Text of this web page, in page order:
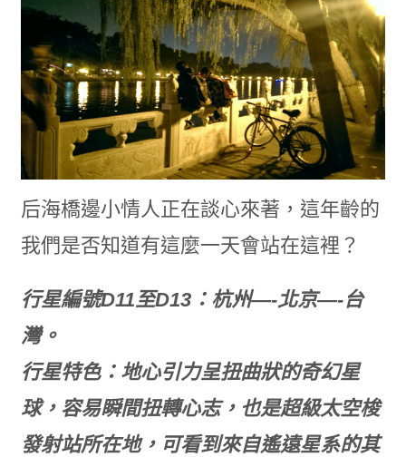
后海橋邊小情人正在談心來著，這年齡的
我們是否知道有這麼一天會站在這裡？
行星編號D11至D13：杭州—-北京—-台
灣。
行星特色：地心引力呈扭曲狀的奇幻星
球，容易瞬間扭轉心志，也是超級太空梭
發射站所在地，可看到來自遙遠星系的其